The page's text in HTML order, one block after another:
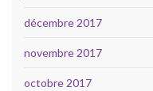
décembre 2017
novembre 2017
octobre 2017